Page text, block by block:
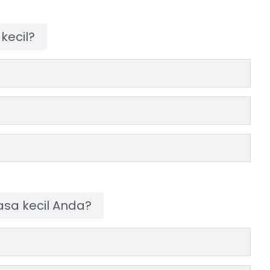
kecil Anda?